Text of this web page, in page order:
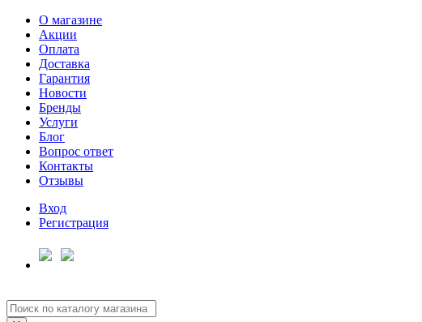
О магазине
Акции
Оплата
Доставка
Гарантия
Новости
Бренды
Услуги
Блог
Вопрос ответ
Контакты
Отзывы
Вход
Регистрация